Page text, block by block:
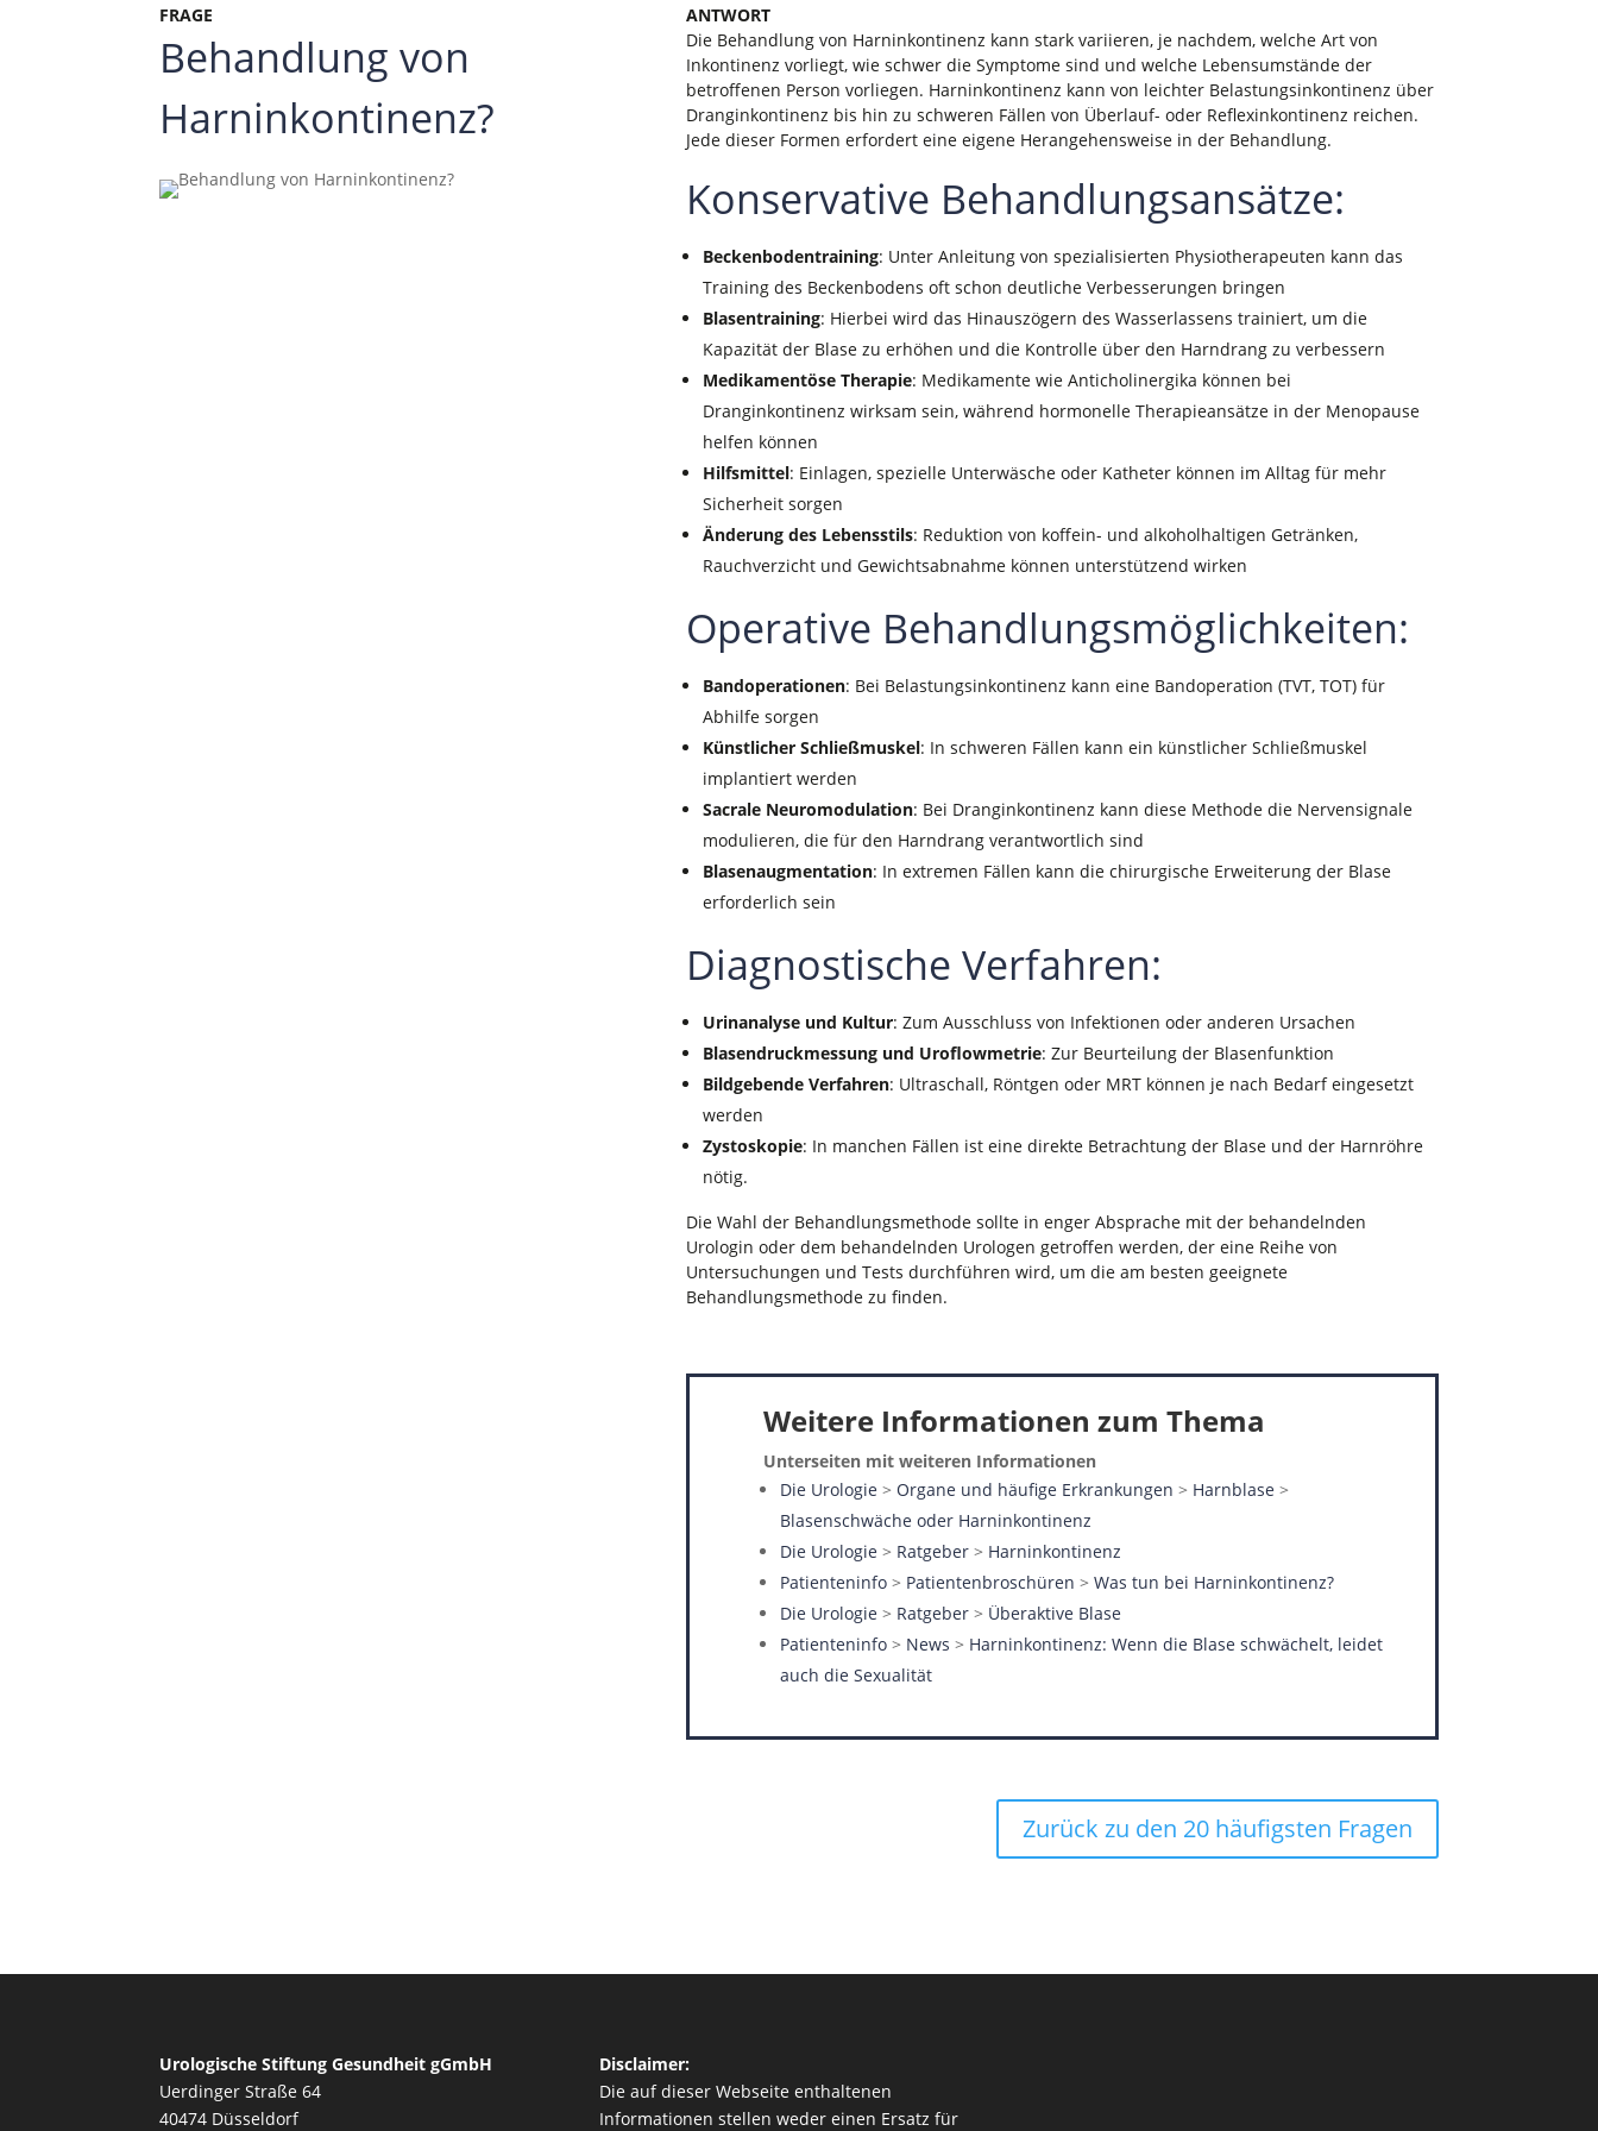
FRAGE
Behandlung von
Harninkontinenz?
ANTWORT
Die Behandlung von Harninkontinenz kann stark variieren, je nachdem, welche Art von
Inkontinenz vorliegt, wie schwer die Symptome sind und welche Lebensumstände der
betroffenen Person vorliegen. Harninkontinenz kann von leichter Belastungsinkontinenz über
Dranginkontinenz bis hin zu schweren Fällen von Überlauf- oder Reflexinkontinenz reichen.
Jede dieser Formen erfordert eine eigene Herangehensweise in der Behandlung.
Konservative Behandlungsansätze:
Beckenbodentraining: Unter Anleitung von spezialisierten Physiotherapeuten kann das
Training des Beckenbodens oft schon deutliche Verbesserungen bringen
Blasentraining: Hierbei wird das Hinauszögern des Wasserlassens trainiert, um die
Kapazität der Blase zu erhöhen und die Kontrolle über den Harndrang zu verbessern
Medikamentöse Therapie: Medikamente wie Anticholinergika können bei
Dranginkontinenz wirksam sein, während hormonelle Therapieansätze in der Menopause
helfen können
Hilfsmittel: Einlagen, spezielle Unterwäsche oder Katheter können im Alltag für mehr
Sicherheit sorgen
Änderung des Lebensstils: Reduktion von koffein- und alkoholhaltigen Getränken,
Rauchverzicht und Gewichtsabnahme können unterstützend wirken
Operative Behandlungsmöglichkeiten:
Bandoperationen: Bei Belastungsinkontinenz kann eine Bandoperation (TVT, TOT) für
Abhilfe sorgen
Künstlicher Schließmuskel: In schweren Fällen kann ein künstlicher Schließmuskel
implantiert werden
Sacrale Neuromodulation: Bei Dranginkontinenz kann diese Methode die Nervensignale
modulieren, die für den Harndrang verantwortlich sind
Blasenaugmentation: In extremen Fällen kann die chirurgische Erweiterung der Blase
erforderlich sein
Diagnostische Verfahren:
Urinanalyse und Kultur: Zum Ausschluss von Infektionen oder anderen Ursachen
Blasendruckmessung und Uroflowmetrie: Zur Beurteilung der Blasenfunktion
Bildgebende Verfahren: Ultraschall, Röntgen oder MRT können je nach Bedarf eingesetzt
werden
Zystoskopie: In manchen Fällen ist eine direkte Betrachtung der Blase und der Harnröhre
nötig.
Die Wahl der Behandlungsmethode sollte in enger Absprache mit der behandelnden
Urologin oder dem behandelnden Urologen getroffen werden, der eine Reihe von
Untersuchungen und Tests durchführen wird, um die am besten geeignete
Behandlungsmethode zu finden.
Weitere Informationen zum Thema
Unterseiten mit weiteren Informationen
Die Urologie >Organe und häufige Erkrankungen > Harnblase >
Blasenschwäche oder Harninkontinenz
Die Urologie > Ratgeber > Harninkontinenz
Patienteninfo > Patientenbroschüren >Was tun bei Harninkontinenz?
Die Urologie > Ratgeber > Überaktive Blase
Patienteninfo > News > Harninkontinenz: Wenn die Blase schwächelt, leidet
auch die Sexualität
Zurück zu den 20 häufigsten Fragen
Urologische Stiftung Gesundheit gGmbH
Uerdinger Straße 64
40474 Düsseldorf
Disclaimer:
Die auf dieser Webseite enthaltenen
Informationen stellen weder einen Ersatz für